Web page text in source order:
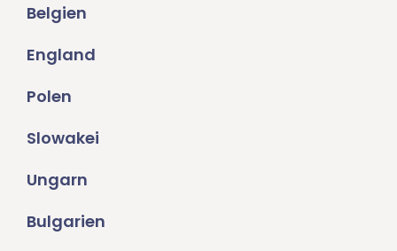
Belgien
England
Polen
Slowakei
Ungarn
Bulgarien